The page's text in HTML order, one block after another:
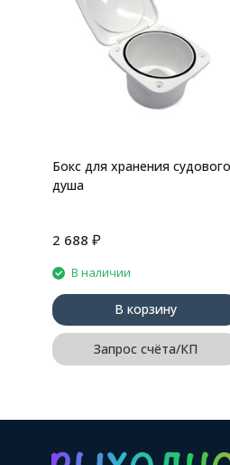
Бокс для хранения судового
душа
2 688 ₽
В наличии
В корзину
Запрос счёта/КП